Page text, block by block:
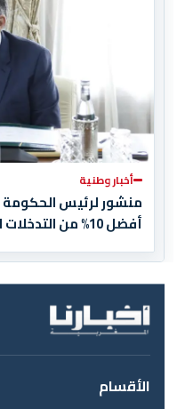
أخبار وطنية
منشور لرئيس الحكومة
أفضل 10% من
العالم
الأقسام